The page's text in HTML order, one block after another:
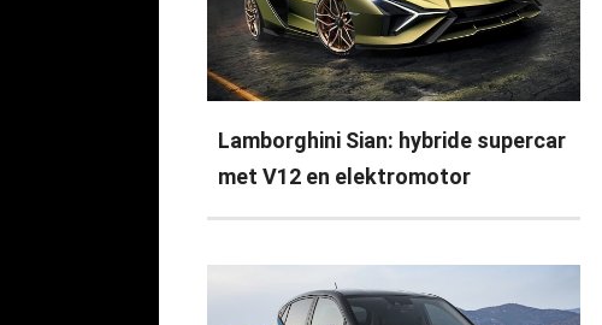
Lamborghini Sian: hybride supercar
met V12 en elektromotor